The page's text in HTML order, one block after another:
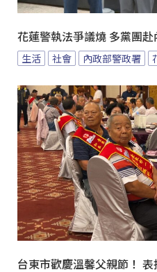
花蓮警執法爭議燒 多黨團赴
生活 社會 內政部警政署
台東市歡慶溫馨父親節！